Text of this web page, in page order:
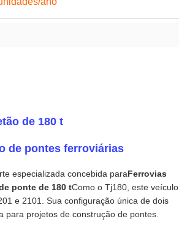
de 180 t
de pontes ferroviárias
especializada concebida paraFerrovias
ponte de 180 tComo o Tj180, este veículo
e 2101. Sua configuração única de dois
projetos de construção de pontes.